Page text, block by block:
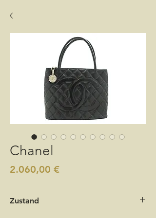
Chanel
2.060,00 €Preis
Zustand